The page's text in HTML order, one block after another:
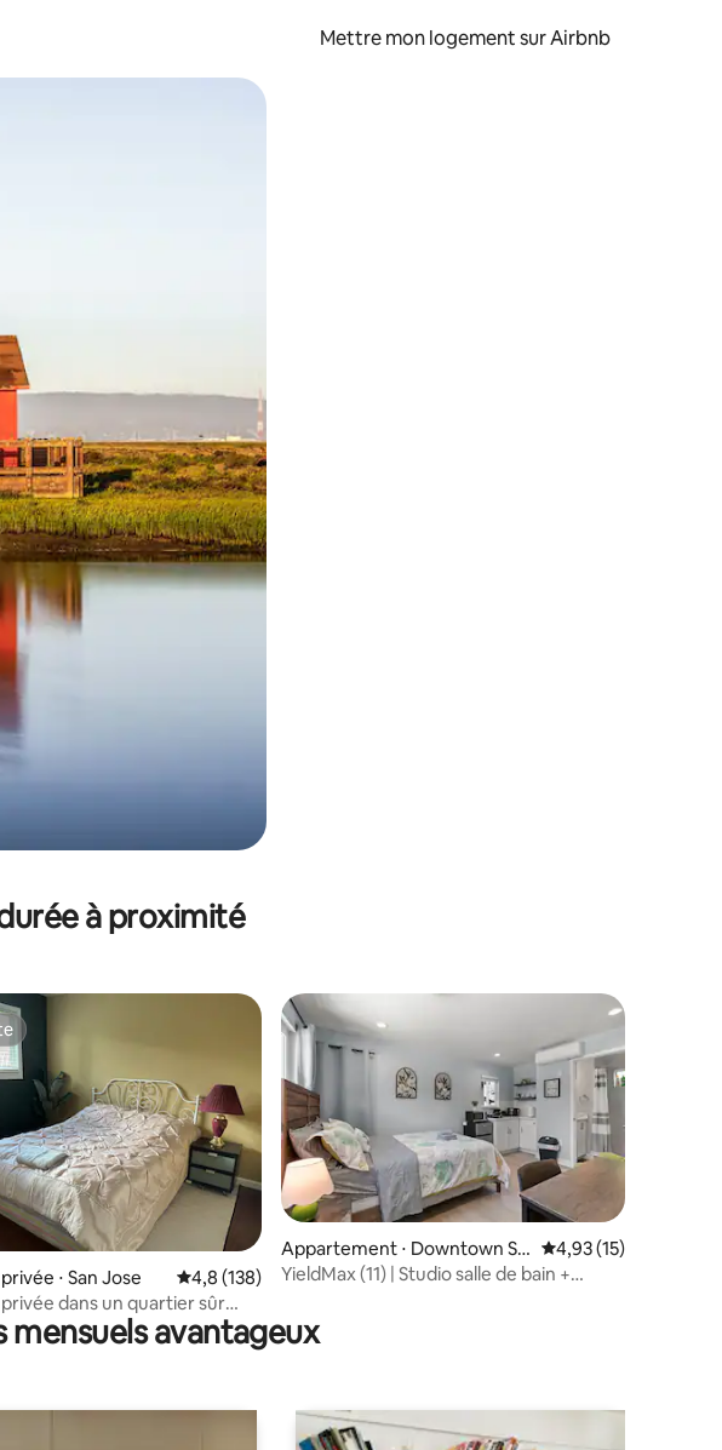
Mettre mon logement sur Airbnb
en appuyant et en faisant glisser.
à proximité
base de 802 commentaires : 4,91 sur 5
⋅ San Jose Évaluation moyenne sur la base de 138 commentaires : 4,8 sur 5
4,8 (138)
dans un quartier sûr
gratuit et restaurants
à pied
Appartement ⋅ Downtown Sa
n Jose
Évaluation moyenne
4,93 (15)
YieldMax (11) | Studio salle de bain +
avantageux